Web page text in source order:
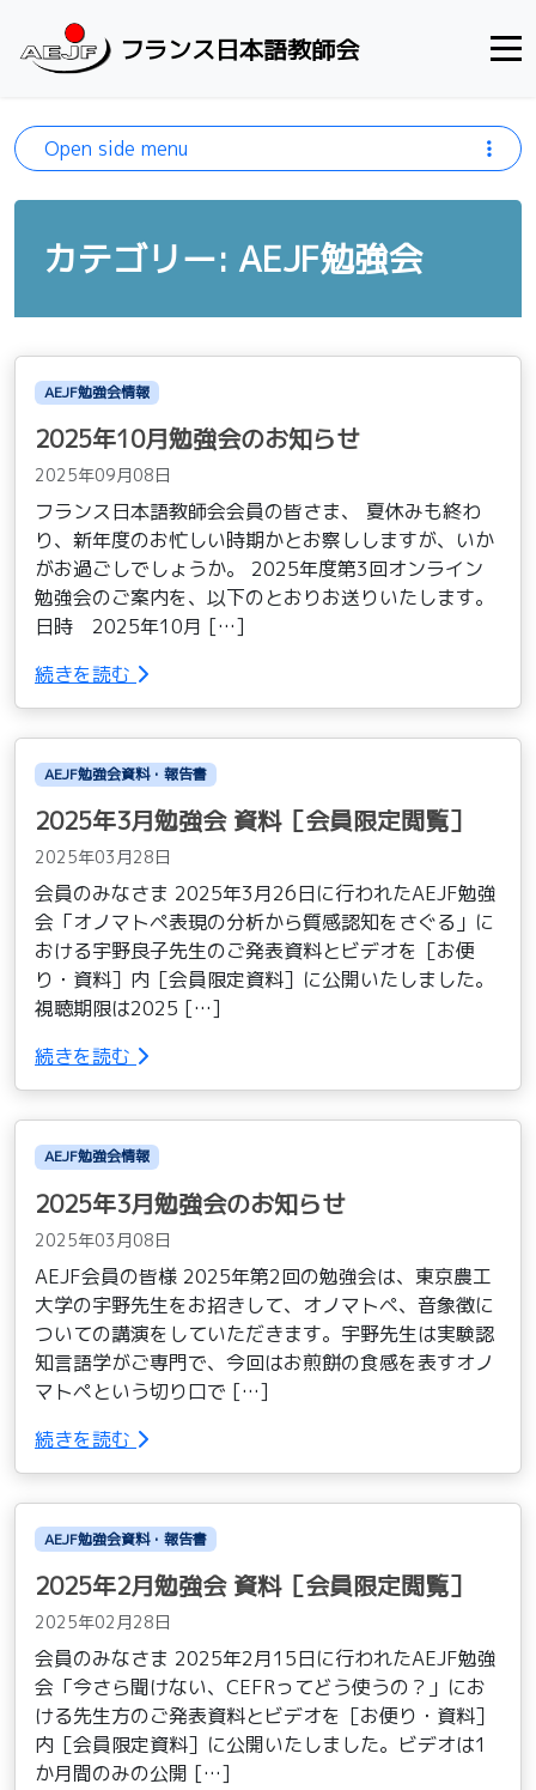
フランス日本語教師会
カテゴリー: AEJF勉強会
AEJF勉強会情報
2025年10月勉強会のお知らせ
2025年09月08日
フランス日本語教師会会員の皆さま、 夏休みも終わ
り、新年度のお忙しい時期かとお察ししますが、いか
がお過ごしでしょうか。 2025年度第3回オンライン
勉強会のご案内を、以下のとおりお送りいたします。
日時 2025年10月 […]
続きを読む
AEJF勉強会資料・報告書
2025年3月勉強会 資料［会員限定閲覧］
2025年03月28日
会員のみなさま 2025年3月26日に行われたAEJF勉強
会「オノマトペ表現の分析から質感認知をさぐる」に
おける宇野良子先生のご発表資料とビデオを［お便
り・資料］内［会員限定資料］に公開いたしました。
視聴期限は2025 […]
続きを読む
AEJF勉強会情報
2025年3月勉強会のお知らせ
2025年03月08日
AEJF会員の皆様 2025年第2回の勉強会は、東京農工
大学の宇野先生をお招きして、オノマトペ、音象徴に
ついての講演をしていただきます。宇野先生は実験認
知言語学がご専門で、今回はお煎餅の食感を表すオノ
マトペという切り口で […]
続きを読む
AEJF勉強会資料・報告書
2025年2月勉強会 資料［会員限定閲覧］
2025年02月28日
会員のみなさま 2025年2月15日に行われたAEJF勉強
会「今さら聞けない、CEFRってどう使うの？」にお
ける先生方のご発表資料とビデオを［お便り・資料］
内［会員限定資料］に公開いたしました。ビデオは1
か月間のみの公開 […]
Open side menu